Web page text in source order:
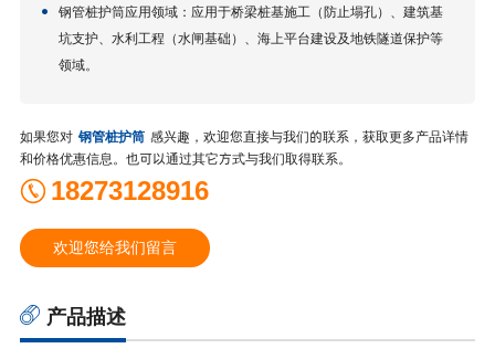
钢管桩护筒应用领域：应用于桥梁桩基施工（防止塌孔）、建筑基
坑支护、水利工程（水闸基础）、海上平台建设及地铁隧道保护等
领域。
如果您对 钢管桩护筒 感兴趣，欢迎您直接与我们的联系，获取更多产品详情
和价格优惠信息。也可以通过其它方式与我们取得联系。
18273128916
欢迎您给我们留言
产品描述